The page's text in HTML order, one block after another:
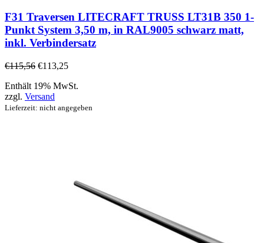
F31 Traversen LITECRAFT TRUSS LT31B 350 1-
Punkt System 3,50 m, in RAL9005 schwarz matt,
inkl. Verbindersatz
€115,56 €113,25
Enthält 19% MwSt.
zzgl. Versand
Lieferzeit: nicht angegeben